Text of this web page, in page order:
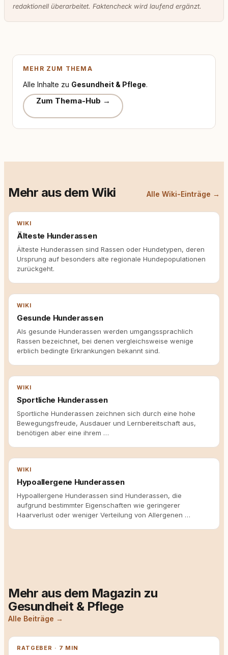
redaktionell überarbeitet. Faktencheck wird laufend ergänzt.
MEHR ZUM THEMA
Alle Inhalte zu Gesundheit & Pflege.
Zum Thema-Hub →
Mehr aus dem Wiki Alle Wiki-Einträge →
WIKI
Älteste Hunderassen
Älteste Hunderassen sind Rassen oder Hundetypen, deren
Ursprung auf besonders alte regionale Hundepopulationen
zurückgeht.
WIKI
Gesunde Hunderassen
Als gesunde Hunderassen werden umgangssprachlich
Rassen bezeichnet, bei denen vergleichsweise wenige
erblich bedingte Erkrankungen bekannt sind.
WIKI
Sportliche Hunderassen
Sportliche Hunderassen zeichnen sich durch eine hohe
Bewegungsfreude, Ausdauer und Lernbereitschaft aus,
benötigen aber eine ihrem …
WIKI
Hypoallergene Hunderassen
Hypoallergene Hunderassen sind Hunderassen, die
aufgrund bestimmter Eigenschaften wie geringerer
Haarverlust oder weniger Verteilung von Allergenen …
Mehr aus dem Magazin zu
Gesundheit & Pflege
Alle Beiträge →
RATGEBER · 7 MIN